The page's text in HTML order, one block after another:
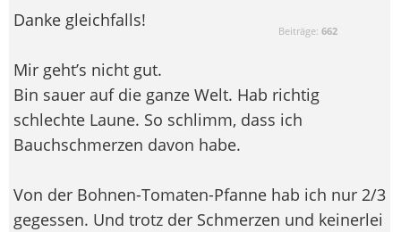
Beiträge:662
Danke gleichfalls!
Mir geht’s nicht gut.
Bin sauer auf die ganze Welt. Hab richtig
schlechte Laune. So schlimm, dass ich
Bauchschmerzen davon habe.
Von der Bohnen-Tomaten-Pfanne hab ich nur 2/3
gegessen. Und trotz der Schmerzen und keinerlei